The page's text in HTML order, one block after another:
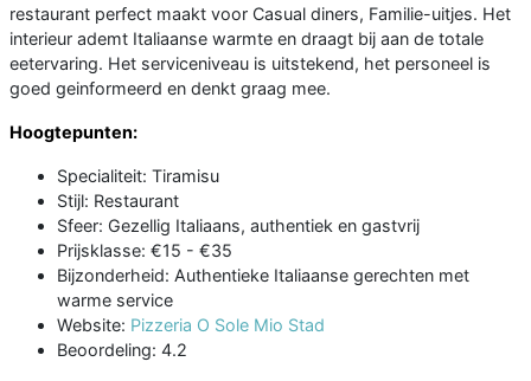
restaurant perfect maakt voor Casual diners, Familie-uitjes. Het
interieur ademt Italiaanse warmte en draagt bij aan de totale
eetervaring. Het serviceniveau is uitstekend, het personeel is
goed geinformeerd en denkt graag mee.
Hoogtepunten:
Specialiteit: Tiramisu
Stijl: Restaurant
Sfeer: Gezellig Italiaans, authentiek en gastvrij
Prijsklasse: €15 - €35
Bijzonderheid: Authentieke Italiaanse gerechten met
warme service
Website: Pizzeria O Sole Mio Stad
Beoordeling: 4.2